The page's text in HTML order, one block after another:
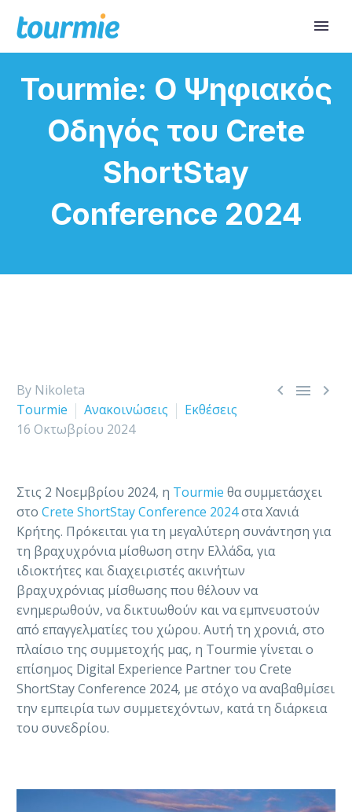
Tourmie: Ο Ψηφιακός
Οδηγός του Crete
ShortStay
Conference 2024
  
By Nikoleta
Tourmie
Ανακοινώσεις
Εκθέσεις
16 Οκτωβρίου 2024
Στις 2 Νοεμβρίου 2024, η Tourmie θα συμμετάσχει
στο Crete ShortStay Conference 2024στα Χανιά
Κρήτης. Πρόκειται για τη μεγαλύτερη συνάντηση για
τη βραχυχρόνια μίσθωση στην Ελλάδα, για
ιδιοκτήτες και διαχειριστές ακινήτων
βραχυχρόνιας μίσθωσης που θέλουν να
ενημερωθούν, να δικτυωθούν και να εμπνευστούν
από επαγγελματίες του χώρου. Αυτή τη χρονιά, στο
πλαίσιο της συμμετοχής μας, η Tourmie γίνεται ο
επίσημος Digital Experience Partner του Crete
ShortStay Conference 2024, με στόχο να αναβαθμίσει
την εμπειρία των συμμετεχόντων, κατά τη διάρκεια
του συνεδρίου.